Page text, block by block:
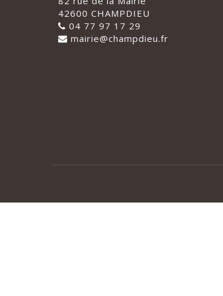
42600 CHAMPDIEU
04 77 97 17 29
mairie@champdieu.fr